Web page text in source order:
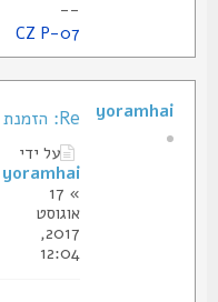
CZ P-07
Re: הזמנת תעודות החבר של הסליק
על ידי
yoramhai
אוגוסט
2017,
12:04
yoramhai